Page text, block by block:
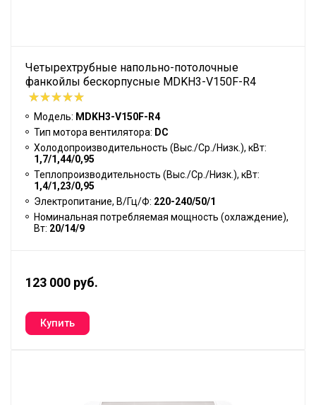
Четырехтрубные напольно-потолочные
фанкойлы бескорпусные MDKH3-V150F-R4
Модель: MDKH3-V150F-R4
Тип мотора вентилятора: DC
Холодопроизводительность (Выс./Ср./Низк.), кВт:
1,7/1,44/0,95
Теплопроизводительность (Выс./Ср./Низк.), кВт:
1,4/1,23/0,95
Электропитание, В/Гц/Ф: 220-240/50/1
Номинальная потребляемая мощность (охлаждение),
Вт: 20/14/9
123 000 руб.